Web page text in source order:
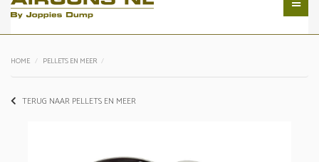
HOME PELLETS EN MEER
TERUG NAAR PELLETS EN MEER